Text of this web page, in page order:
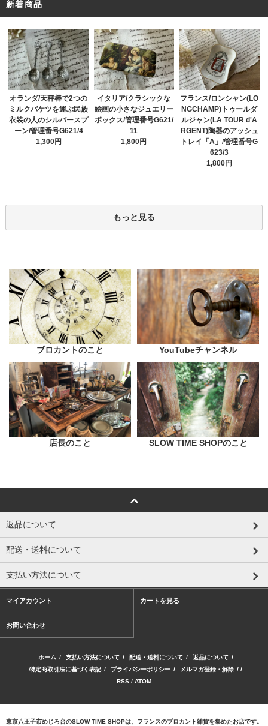
新着商品
オランダ/天秤棒で2つの
ミルクバケツを運ぶ民族
衣装の人のシルバースプ
ーン/管理番号G621/4
1,300円
イタリア/クラシックな
絵画の小さなジュエリー
ボックス/管理番号G621/
11
1,800円
フランス/ロンシャン(LO
NGCHAMP)トゥールダ
ルジャン(LA TOUR d'A
RGENT)陶器のアッシュ
トレイ「A」/管理番号G
623/3
1,800円
もっと見る
ブロカントのこと YouTubeチャンネル
店長のこと SLOW TIME SHOPのこと
返品について
配送・送料について
支払い方法について
マイアカウント カートを見る
お問い合わせ
ホーム / 支払い方法について / 配送・送料について / 返品について /
特定商取引法に基づく表記 / プライバシーポリシー / メルマガ登録・解除 / /
RSS / ATOM
東京八王子市めじろ台のSLOW TIME SHOPは、フランスのブロカント雑貨を集めたお店です。